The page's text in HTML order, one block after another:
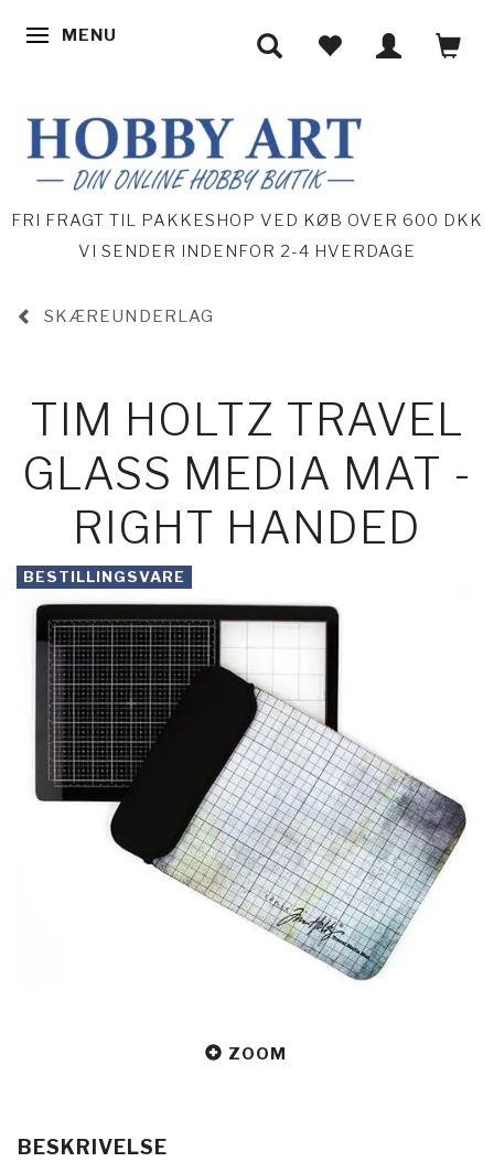
SKIFTE NAVIGATION
MENU
FRI FRAGT TIL PAKKESHOP VED KØB OVER 600 DKK
VI SENDER INDENFOR 2-4 HVERDAGE
SKÆREUNDERLAG
TIM HOLTZ TRAVEL
GLASS MEDIA MAT -
RIGHT HANDED
BESTILLINGSVARE
ZOOM
BESKRIVELSE